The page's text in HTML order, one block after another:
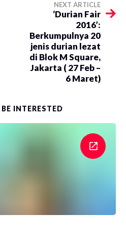
NEXT ARTICLE
‘Durian Fair
2016’:
Berkumpulnya 20
jenis durian lezat
di Blok M Square,
Jakarta ( 27 Feb –
6 Maret)
INTERESTED